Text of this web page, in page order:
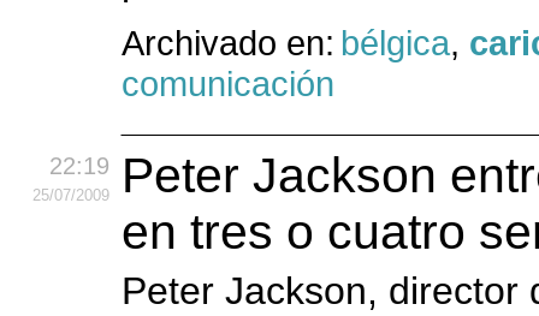
Archivado en: bélgica,
comunicación
22:19
25/07/2009
Peter Jackson
en tres o cuatro
Peter Jackson, director